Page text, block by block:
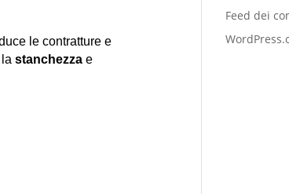
le contratture e
lastanchezza e
Feed dei